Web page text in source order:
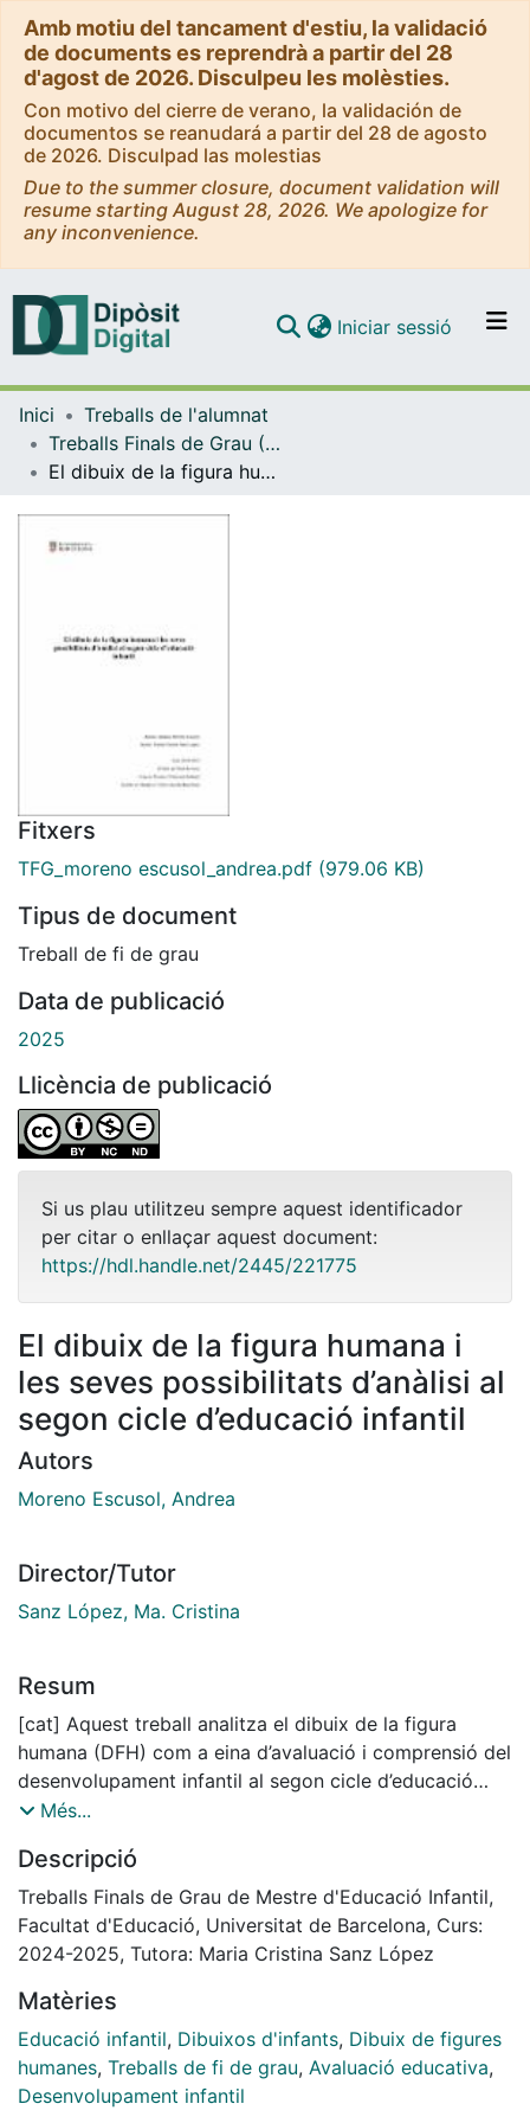
Amb motiu del tancament d'estiu, la validació
de documents es reprendrà a partir del 28
d'agost de 2026. Disculpeu les molèsties.
Con motivo del cierre de verano, la validación de
documentos se reanudará a partir del 28 de agosto
de 2026. Disculpad las molestias
Due to the summer closure, document validation will
resume starting August 28, 2026. We apologize for
any inconvenience.
Navega per tot el DD
Iniciar sessió (current)
Inici
Treballs de l'alumnat
Treballs Finals de Grau (TFG) - Mestre d'Educació Infantil
El dibuix de la figura humana i les seves possibilitats d’anàlisi al segon cicle d’educació infantil
Fitxers
TFG_moreno escusol_andrea.pdf (979.06 KB)
Tipus de document
Treball de fi de grau
Data de publicació
2025
Llicència de publicació
Si us plau utilitzeu sempre aquest identificador
per citar o enllaçar aquest document:
https://hdl.handle.net/2445/221775
El dibuix de la figura humana i
les seves possibilitats d’anàlisi al
segon cicle d’educació infantil
Autors
Moreno Escusol, Andrea
Director/Tutor
Sanz López, Ma. Cristina
Resum
[cat] Aquest treball analitza el dibuix de la figura
humana (DFH) com a eina d’avaluació i comprensió del
desenvolupament infantil al segon cicle d’educació
infantil. L’objectiu general ha estat estudiar les etapes
DFH per detectar indicadors relacionats amb els
àmbits cognitiu, emocional i psicomotriu. S’ha dut a
terme una revisió bibliogràfica de les teories sobre el
desenvolupament del dibuix i una anàlisi de
qüestionaris a docents per conèixer la seva percepció
i ús del DFH com a recurs educatiu. Finalment, els
resultats mostren que el DFH és una eina valuosa per a
la tasca docent per la seva capacitat projectiva, que
Més...
Descripció
Treballs Finals de Grau de Mestre d'Educació Infantil,
Facultat d'Educació, Universitat de Barcelona, Curs:
2024-2025, Tutora: Maria Cristina Sanz López
Matèries
Educació infantil, Dibuixos d'infants, Dibuix de figures
humanes, Treballs de fi de grau, Avaluació educativa,
Desenvolupament infantil